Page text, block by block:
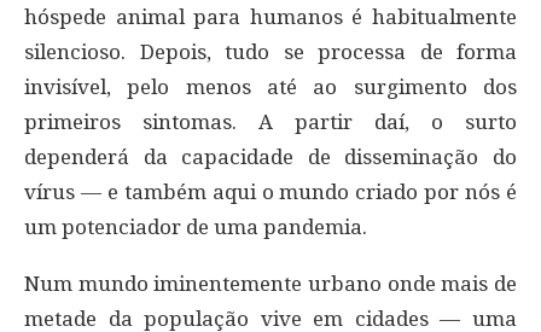
hóspede animal para humanos é habitualmente
silencioso. Depois, tudo se processa de forma
invisível, pelo menos até ao surgimento dos
primeiros sintomas. A partir daí, o surto
dependerá da capacidade de disseminação do
vírus — e também aqui o mundo criado por nós é
um potenciador de uma pandemia.
Num mundo iminentemente urbano onde mais de
metade da população vive em cidades — uma